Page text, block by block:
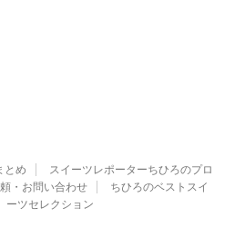
とめ
スイーツレポーターちひろのプロ
・お問い合わせ
ちひろのベストスイ
ーツセレクション